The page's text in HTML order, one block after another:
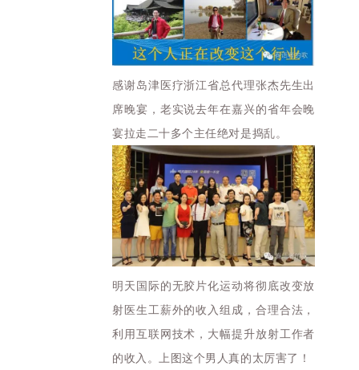
感谢岛津医疗浙江省总代理张杰先生出
席晚宴，老实说去年在嘉兴的省年会晚
宴拉走二十多个主任绝对是捣乱。
明天国际的无胶片化运动将彻底改变放
射医生工薪外的收入组成，合理合法，
利用互联网技术，大幅提升放射工作者
的收入。上图这个男人真的太厉害了！